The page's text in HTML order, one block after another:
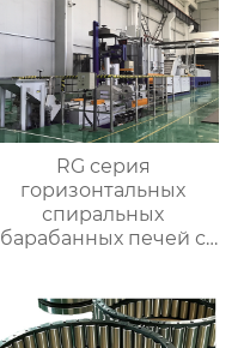
RG серия
горизонтальных
спиральных
барабанных печей с
термической
обработки